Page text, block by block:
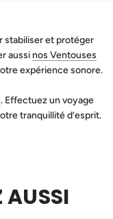
stabiliser et protéger
aussi nos Ventouses
expérience sonore.
. Effectuez un voyage
tranquillité d’esprit.
AUSSI